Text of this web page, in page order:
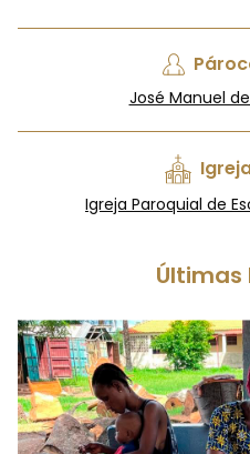
José Manuel
Igreja Paroquial de
Últimas